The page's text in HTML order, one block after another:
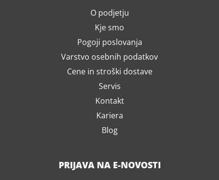
O podjetju
Kje smo
Pogoji poslovanja
Varstvo osebnih podatkov
Cene in stroški dostave
Servis
Kontakt
Kariera
Blog
PRIJAVA NA E-NOVOSTI